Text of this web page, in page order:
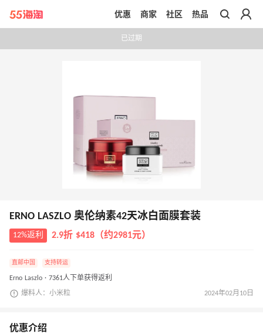
带你去官网买正品
优惠 商家 社区 热品
已过期
ERNO LASZLO 奥伦纳素42‮冰天‬白面膜套装
12%返利 2.9折 $418（约2981元）
直邮中国 支持转运
Erno Laszlo · 7361人下单获得返利
爆料人：小米粒 2024年02月10日
优惠介绍